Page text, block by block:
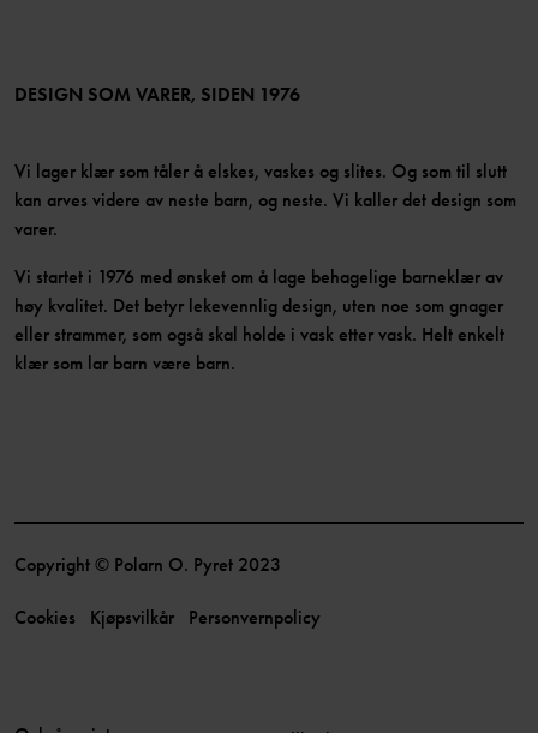
Bli medlem
DESIGN SOM VARER, SIDEN 1976
Vi lager klær som tåler å elskes, vaskes og slites. Og som til slutt
kan arves videre av neste barn, og neste. Vi kaller det design som
varer.
Vi startet i 1976 med ønsket om å lage behagelige barneklær av
høy kvalitet. Det betyr lekevennlig design, uten noe som gnager
eller strammer, som også skal holde i vask etter vask. Helt enkelt
klær som lar barn være barn.
Copyright © Polarn O. Pyret 2023
Cookies Kjøpsvilkår Personvernpolicy